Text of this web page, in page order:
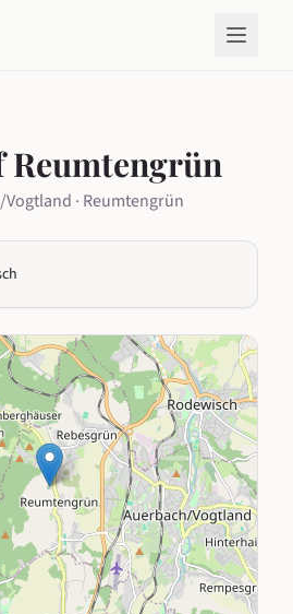
Reumtengrün
Vogtland · Reumtengrün